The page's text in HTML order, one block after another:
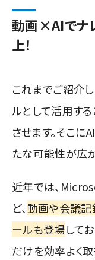
動画×AIでナ
上！
これまでご紹介
ルとして活用す
させます。そこ
たな可能性が広が
近年では、
ど、動画や会議記
ールも登場して
だけを効率よく取